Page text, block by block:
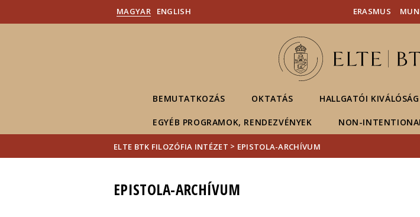
Hírek
ELTE
MAGYAR ENGLISH ERASMUS
BEMUTATKOZÁS OKTATÁS HALLGATÓI KIVÁLÓSÁG
EGYÉB PROGRAMOK, RENDEZVÉNYEK NON-
ELTE BTK FILOZÓFIA INTÉZET > EPISTOLA-ARCHÍVUM
EPISTOLA-ARCHÍVUM